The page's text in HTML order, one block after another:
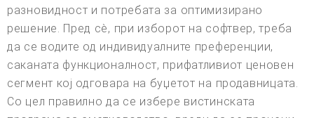
разновидност и потребата за оптимизирано
решение. Пред сè, при изборот на софтвер, треба
да се водите од индивидуалните преференции,
саканата функционалност, прифатливиот ценовен
сегмент кој одговара на буџетот на продавницата.
Со цел правилно да се избере вистинската